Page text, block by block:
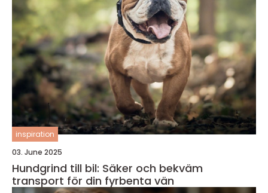
inspiration
03. June 2025
Hundgrind till bil: Säker och bekväm
transport för din fyrbenta vän